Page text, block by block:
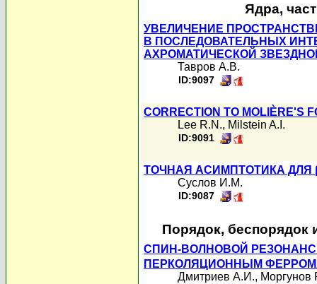
Ядра,
УВЕЛИЧЕНИЕ
В ПОСЛЕДОВАТЕЛЬНЫХ
АХРОМАТИЧЕСКОЙ
Тавров А.В.
ID:9097
CORRECTION TO MOLIÈRE'S
Lee R.N., Milstein A.I.
ID:9091
ТОЧНАЯ АСИМПТОТИКА ДЛЯ
Суслов И.М.
ID:9087
Порядок, беспорядок
СПИН-ВОЛНОВОЙ РЕЗОНАНС
ПЕРКОЛЯЦИОННЫМ
Дмитриев А.И., Моргунов